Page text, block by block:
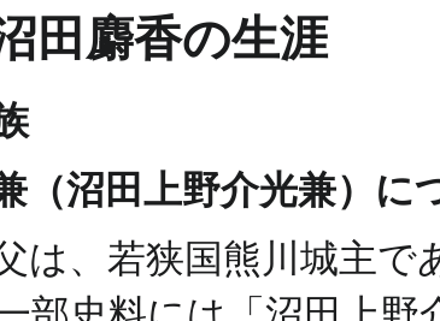
田麝香の生涯
（沼田上野介光兼）に
は、若狭国熊川城主